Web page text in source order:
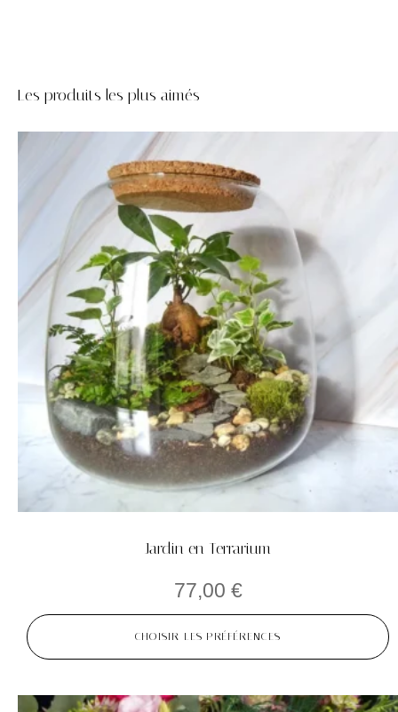
Les produits les plus aimés
Jardin en Terrarium
77,00 €
CHOISIR LES PRÉFÉRENCES